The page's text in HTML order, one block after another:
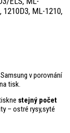
1210D3, ML-1210,
v porovnání
tisk.
stejný počet
– ostré rysy,syté